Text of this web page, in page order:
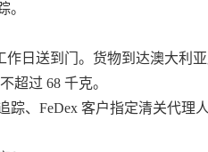
。
日送到门。货物到达澳大利
超过 68 千克。
、FeDex 客户指定清关代理